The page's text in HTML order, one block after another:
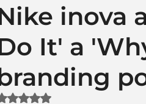
Visual Marca
Mascotes Slogan
inova
It' a
Avaliado com NaN de 5